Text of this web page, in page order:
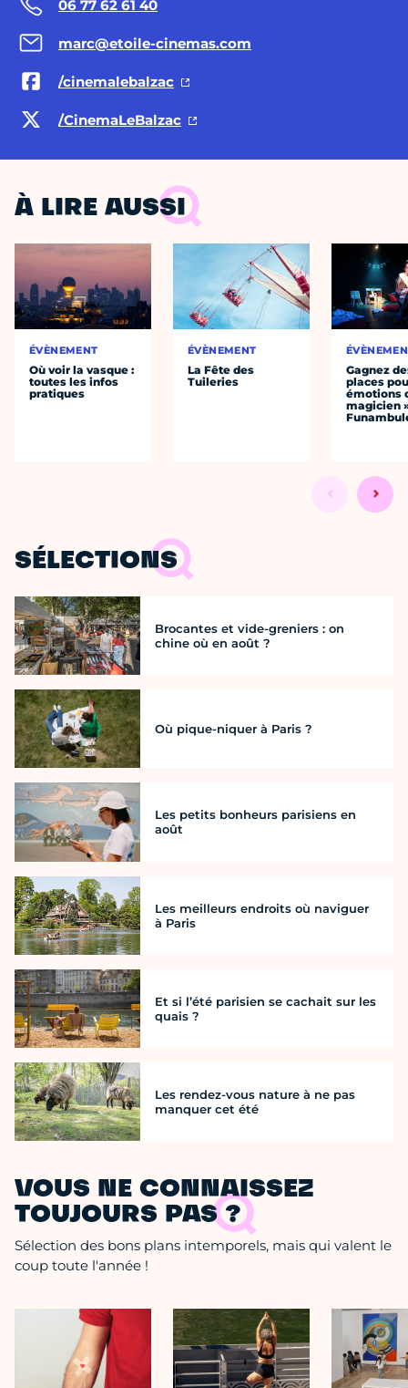
06 77 62 61 40
marc@etoile-cinemas.com
/cinemalebalzac
/CinemaLeBalzac
À LIRE AUSSI
ÉVÈNEMENT
Où voir la vasque :
toutes les infos
pratiques
ÉVÈNEMENT
La Fête des
Tuileries
Gagnez
places
émotions
magicien
SÉLECTIONS
Brocantes et vide-greniers : on
chine où en août ?
Où pique-niquer à Paris ?
Les petits bonheurs parisiens en
août
Les meilleurs endroits où naviguer
à Paris
Et si l’été parisien se cachait sur les
quais ?
Les rendez-vous nature à ne pas
manquer cet été
VOUS NE CONNAISSEZ
TOUJOURS PAS ?
Sélection des bons plans intemporels, mais qui valent le
coup toute l'année !